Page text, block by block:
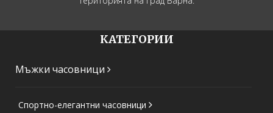
КАТЕГОРИИ
Мъжки часовници
Спортно-елегантни часовници